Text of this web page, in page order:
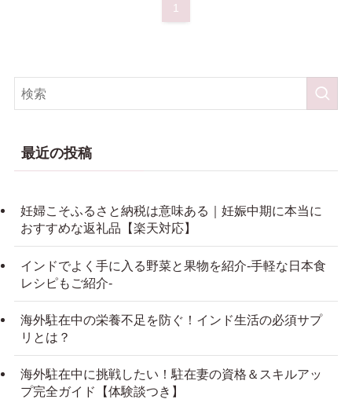
1
最近の投稿
妊婦こそふるさと納税は意味ある｜妊娠中期に本当に
おすすめな返礼品【楽天対応】
インドでよく手に入る野菜と果物を紹介-手軽な日本食
レシピもご紹介-
海外駐在中の栄養不足を防ぐ！インド生活の必須サプ
リとは？
海外駐在中に挑戦したい！駐在妻の資格＆スキルアッ
プ完全ガイド【体験談つき】